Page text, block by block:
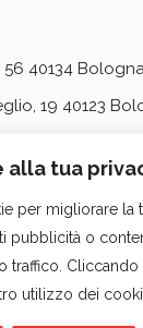
alla tua
per migliorare la
pubblicità o
traffico. Cliccando
utilizzo dei
40134
19 40123
Siamo Servizi